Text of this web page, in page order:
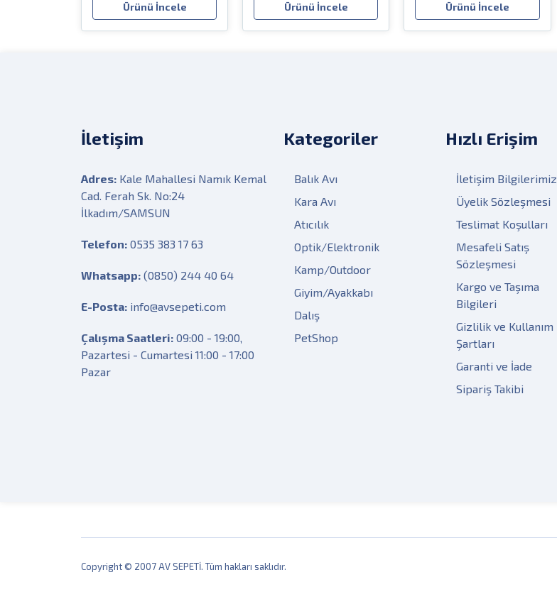
Ürünü İncele Ürünü İncele Ürünü İncele
İletişim
Adres: Kale Mahallesi Namık Kemal
Cad. Ferah Sk. No:24
İlkadım/SAMSUN
Telefon: 0535 383 17 63
Whatsapp: (0850) 244 40 64
E-Posta: info@avsepeti.com
Çalışma Saatleri: 09:00 - 19:00,
Pazartesi - Cumartesi 11:00 - 17:00
Pazar
Kategoriler
Balık Avı
Kara Avı
Atıcılık
Optik/Elektronik
Kamp/Outdoor
Giyim/Ayakkabı
Dalış
PetShop
Hızlı Erişim
İletişim Bilgilerimiz
Üyelik Sözleşmesi
Teslimat Koşulları
Mesafeli Satış
Sözleşmesi
Kargo ve Taşıma
Bilgileri
Gizlilik ve Kullanım
Şartları
Garanti ve İade
Sipariş Takibi
Copyright © 2007 AV SEPETİ. Tüm hakları saklıdır.